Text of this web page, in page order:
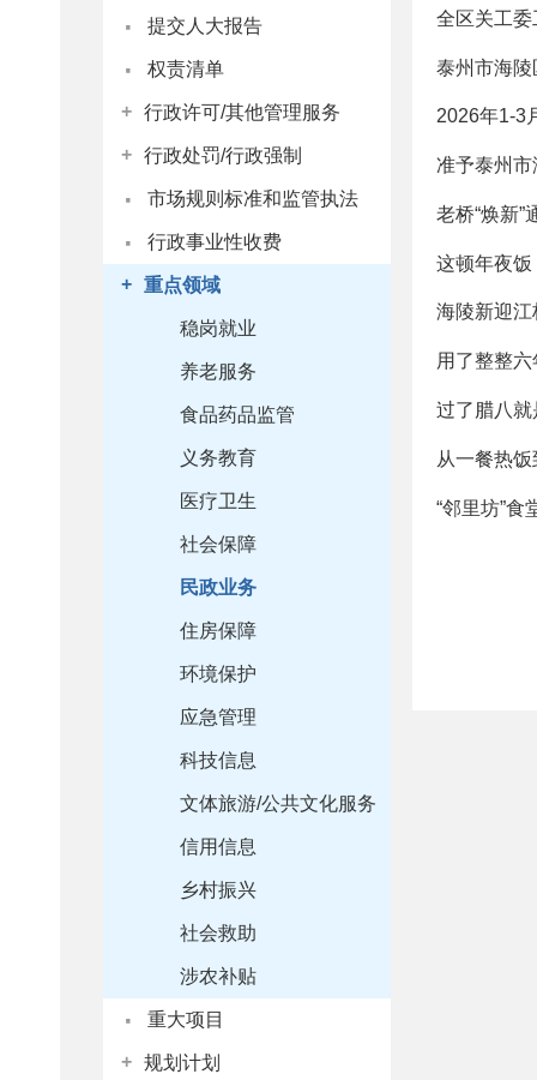
· 提交人大报告
· 权责清单
+ 行政许可/其他管理服务
+ 行政处罚/行政强制
· 市场规则标准和监管执法
· 行政事业性收费
+ 重点领域
稳岗就业
养老服务
食品药品监管
义务教育
医疗卫生
社会保障
民政业务
住房保障
环境保护
应急管理
科技信息
文体旅游/公共文化服务
信用信息
乡村振兴
社会救助
涉农补贴
· 重大项目
+ 规划计划
全区关工
泰州市海
2026年1-3
准予泰州
老桥“焕新”
这顿年夜
海陵新迎
用了整整六
过了腊八就
从一餐热
“邻里坊”食